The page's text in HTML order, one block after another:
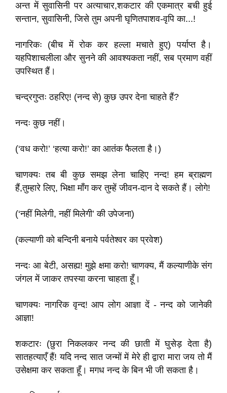
अन्त में सुवासिनी पर अत्याचार,शकटार की एकमात्र बची हुई
सन्तान, सुवासिनी, जिसे तुम अपनी घृणितपाशव-वृपि का...!
नागरिकः (बीच में रोक कर हल्ला मचाते हुए) पर्याप्त है।
यहपिशाचलीला और सुनने की आवश्यकता नहीं, सब प्रमाण वहीं
उपस्थित हैं।
चन्द्रगुप्तः ठहरिए! (नन्द से) कुछ उपर देना चाहते हैं?
नन्दः कुछ नहीं।
(‘वध करो!’ ‘हत्या करो!’ का आतंक फैलता है।)
चाणक्यः तब बी कुछ समझ लेना चाहिए नन्द! हम ब्राह्मण
हैं,तुम्हारे लिए, भिक्षा माँग कर तुम्हें जीवन-दान दे सकते हैं। लोगे!
(‘नहीं मिलेगी, नहीं मिलेगी’ की उपेजना)
(कल्याणी को बन्दिनी बनाये पर्वतेश्वर का प्रवेश)
नन्दः आ बेटी, असह्य! मुझे क्षमा करो! चाणक्य, मैं कल्याणीके संग
जंगल में जाकर तपस्या करना चाहता हूँ।
चाणक्यः नागरिक वृन्द! आप लोग आज्ञा दें - नन्द को जानेकी
आज्ञा!
शकटारः (छुरा निकलकर नन्द की छाती में घुसेड़ देता है)
सातहत्याएँ हैं! यदि नन्द सात जन्मों में मेरे ही द्वारा मारा जय तो मैं
उसेक्षमा कर सकता हूँ। मगध नन्द के बिन भी जी सकता है।